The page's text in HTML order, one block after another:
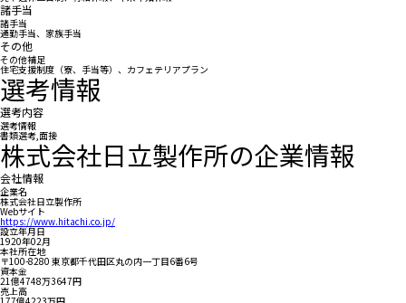
諸手当
諸手当
通勤手当、家族手当
その他
その他補足
住宅支援制度（寮、手当等）、カフェテリアプラン
選考情報
選考内容
選考情報
書類選考,面接
株式会社日立製作所の企業情報
会社情報
企業名
株式会社日立製作所
Webサイト
https://www.hitachi.co.jp/
設立年月日
1920年02月
本社所在地
〒100-8280 東京都千代田区丸の内一丁目6番6号
資本金
21億4748万3647円
売上高
177億4223万円